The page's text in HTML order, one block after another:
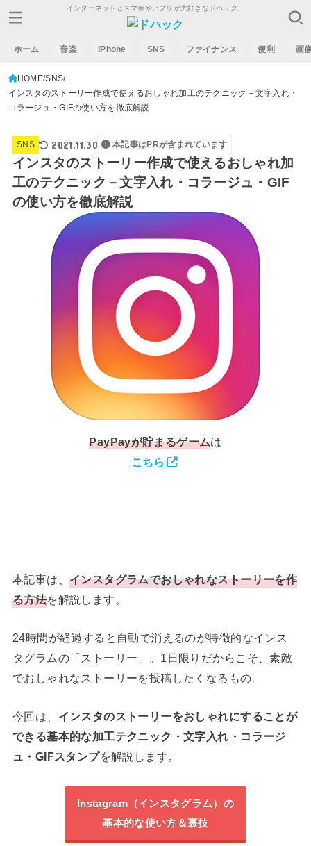
インターネットとスマホやアプリが大好きなドハック。
ホーム 音楽 iPhone SNS ファイナンス 便利 画
HOME SNS
インスタのストーリー作成で使えるおしゃれ加工のテクニック－文字入れ・
コラージュ・GIFの使い方を徹底解説
SNS 2021.11.30 本記事はPRが含まれています
インスタのストーリー作成で使えるおしゃれ加
工のテクニック－文字入れ・コラージュ・GIF
の使い方を徹底解説
PayPayが貯まるゲームは
こちら
本記事は、 インスタグラムでおしゃれなストーリーを作
る方法を解説します。
24時間が経過すると自動で消えるのが特徴的なインス
タグラムの「ストーリー」。1日限りだからこそ、素敵
でおしゃれなストーリーを投稿したくなるもの。
今回は、 インスタのストーリーをおしゃれにすることが
できる基本的な加工テクニック・文字入れ・コラージ
ュ・GIFスタンプを解説します。
Instagram（インスタグラム）の
基本的な使い方＆裏技